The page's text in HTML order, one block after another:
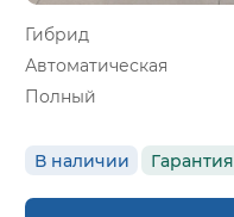
Гибрид
Автоматическая
Полный
В наличии Гарантия